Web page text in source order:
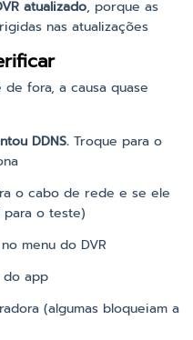
atualizado, porque as
nas atualizações
fora, a causa quase
DDNS. Troque para o
o cabo de rede e se ele
para o teste)
no menu do DVR
do app
(algumas bloqueiam a